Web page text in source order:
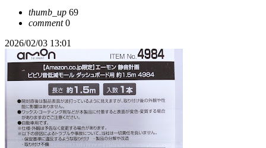
thumb_up 69
comment0
2026/02/03 13:01